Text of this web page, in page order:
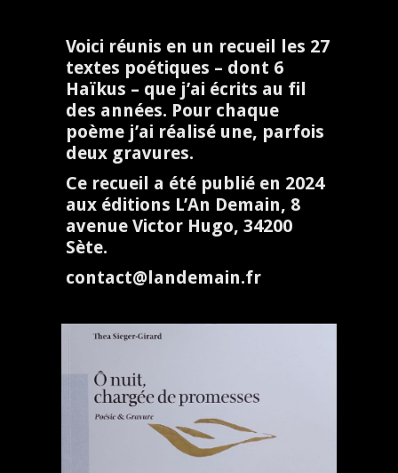
Voici réunis en un recueil les 27
textes poétiques – dont 6
Haïkus – que j’ai écrits au fil
des années. Pour chaque
poème j’ai réalisé une, parfois
deux gravures.
Ce recueil a été publié en 2024
aux éditions L’An Demain, 8
avenue Victor Hugo, 34200
Sète.
contact@landemain.fr